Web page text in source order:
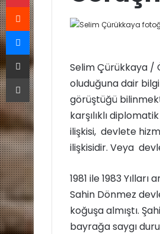
Selim Çürükkaya /
oluduğuna dair
görüştüğü
karşılıklı
ilişkisi, devlete
ilişkisidir. Veya
1981 ile 1983
Sahin Dönmez
koğuşa almıştı.
bayrağa saygı
Reddit
Messenger
E-Posta ile paylaş
Yazdır